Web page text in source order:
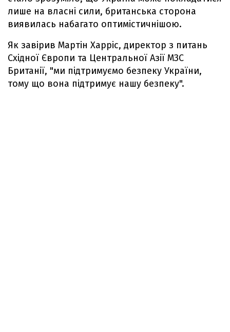
лише на власні сили, британська сторона
виявилась набагато оптимістичнішою.
Як завірив Мартін Харріс, директор з питань
Східної Європи та Центральної Азії МЗС
Британії, "ми підтримуємо безпеку України,
тому що вона підтримує нашу безпеку".